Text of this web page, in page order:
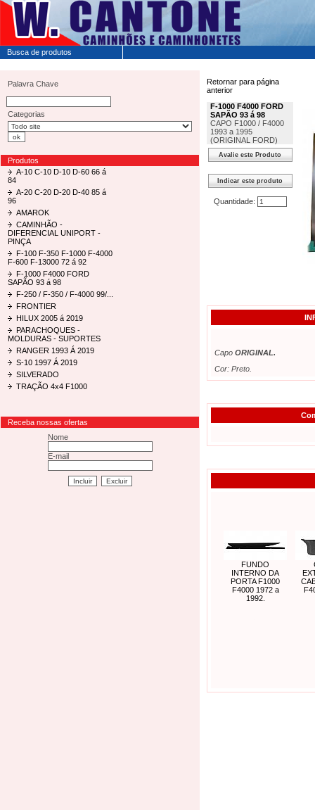
Busca de produtos
Palavra Chave
Categorias
Produtos
A-10 C-10 D-10 D-60 66 á
84
A-20 C-20 D-20 D-40 85 á
96
AMAROK
CAMINHÃO -
DIFERENCIAL UNIPORT -
PINÇA
F-100 F-350 F-1000 F-4000
F-600 F-13000 72 á 92
F-1000 F4000 FORD
SAPÃO 93 á 98
F-250 / F-350 / F-4000 99/...
FRONTIER
HILUX 2005 á 2019
PARACHOQUES -
MOLDURAS - SUPORTES
RANGER 1993 Á 2019
S-10 1997 Á 2019
SILVERADO
TRAÇÃO 4x4 F1000
Receba nossas ofertas
Nome
E-mail
Retornar para página
anterior
F-1000 F4000 FORD
SAPÃO 93 á 98
CAPO F1000 / F4000
1993 a 1995
(ORIGINAL FORD)
Quantidade:
Capo ORIGINAL.
Cor: Preto.
FUNDO
INTERNO DA
PORTA F1000
F4000 1972 a
1992.